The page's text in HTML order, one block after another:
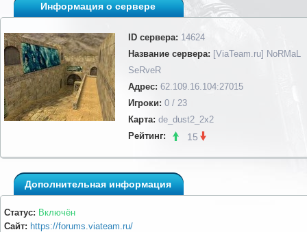
Информация о сервере
ID сервера: 14624
Название сервера: [ViaTeam.ru] NoRMaL
SeRveR
Адрес: 62.109.16.104:27015
Игроки: 0 / 23
Карта: de_dust2_2x2
Рейтинг:
15
Дополнительная информация
Статус: Включён
Сайт: https://forums.viateam.ru/